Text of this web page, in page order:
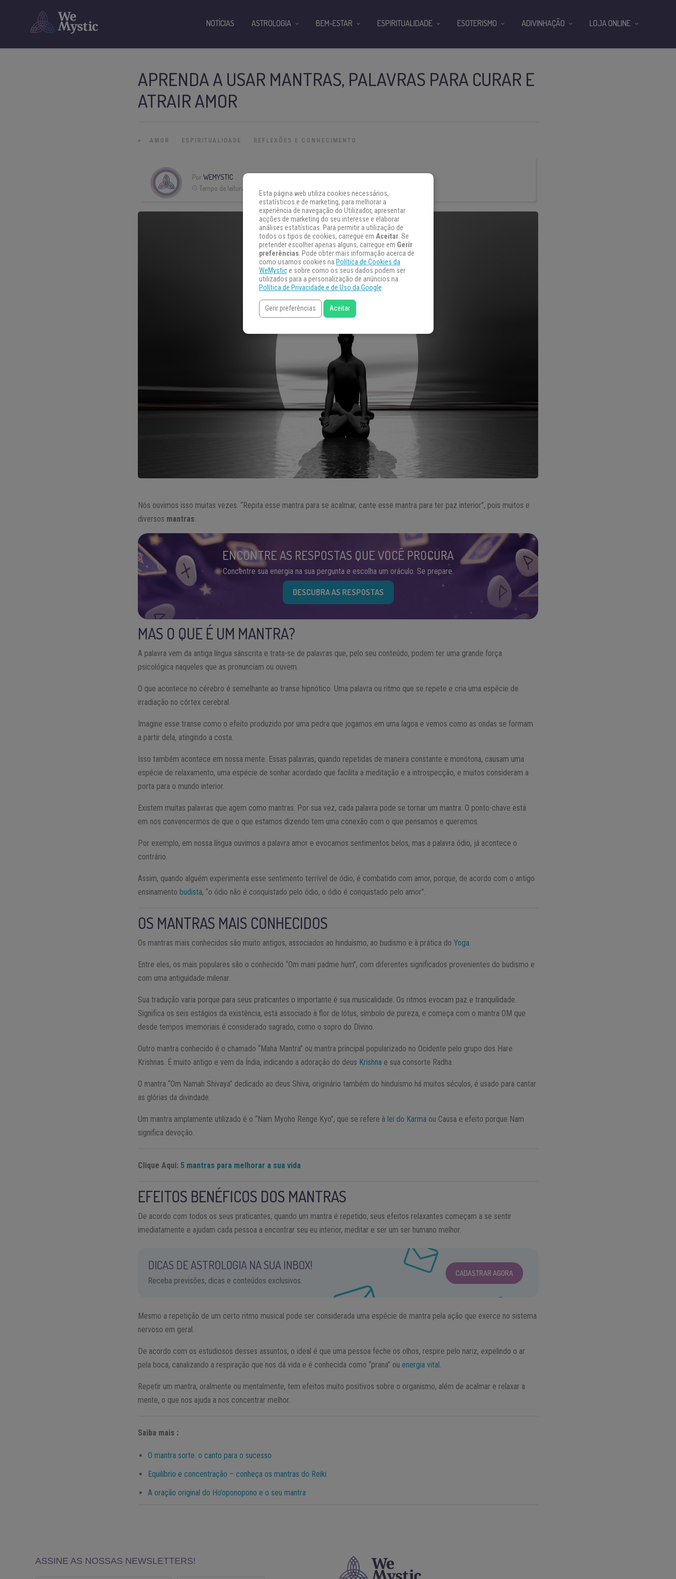
APRENDA A USAR MANTRAS, PALAVRAS PARA CURAR E
ATRAIR AMOR
» AMOR ESPIRITUALIDADE REFLEXÕES E CONHECIMENTO
PorWEMYSTIC
Tempo de leitura:
Nós ouvimos isso muitas vezes. “Repita esse mantra para se acalmar, cante esse mantra para ter paz interior”, pois muitos e
diversos mantras.
ENCONTRE AS RESPOSTAS QUE VOCÊ PROCURA
Concentre sua energia na sua pergunta e escolha um oráculo. Se prepare.
DESCUBRA AS RESPOSTAS
MAS O QUE É UM MANTRA?
A palavra vem da antiga língua sânscrita e trata-se de palavras que, pelo seu conteúdo, podem ter uma grande força
psicológica naqueles que as pronunciam ou ouvem.
O que acontece no cérebro é semelhante ao transe hipnótico. Uma palavra ou ritmo que se repete e cria uma espécie de
irradiação no córtex cerebral.
Imagine esse transe como o efeito produzido por uma pedra que jogamos em uma lagoa e vemos como as ondas se formam
a partir dela, atingindo a costa.
Isso também acontece em nossa mente. Essas palavras, quando repetidas de maneira constante e monótona, causam uma
espécie de relaxamento, uma espécie de sonhar acordado que facilita a meditação e a introspecção, e muitos consideram a
porta para o mundo interior.
Existem muitas palavras que agem como mantras. Por sua vez, cada palavra pode se tornar um mantra. O ponto-chave está
em nos convencermos de que o que estamos dizendo tem uma conexão com o que pensamos e queremos.
Por exemplo, em nossa língua ouvimos a palavra amor e evocamos sentimentos belos, mas a palavra ódio, já acontece o
contrário.
Assim, quando alguém experimenta esse sentimento terrível de ódio, é combatido com amor, porque, de acordo com o antigo
ensinamento budista, “o ódio não é conquistado pelo ódio, o ódio é conquistado pelo amor”.
OS MANTRAS MAIS CONHECIDOS
Os mantras mais conhecidos são muito antigos, associados ao hinduísmo, ao budismo e à prática doYoga.
Entre eles, os mais populares são o conhecido “Om mani padme hum”, com diferentes significados provenientes do budismo e
com uma antiguidade milenar.
Sua tradução varia porque para seus praticantes o importante é sua musicalidade. Os ritmos evocam paz e tranquilidade.
Significa os seis estágios da existência, está associado à flor de lótus, símbolo de pureza, e começa com o mantra OM que
desde tempos imemoriais é considerado sagrado, como o sopro do Divino.
Outro mantra conhecido é o chamado “Maha Mantra” ou mantra principal popularizado no Ocidente pelo grupo dos Hare
Krishnas. É muito antigo e vem da Índia, indicando a adoração do deus Krishna e sua consorte Radha.
O mantra “Om Namah Shivaya” dedicado ao deus Shiva, originário também do hinduísmo há muitos séculos, é usado para cantar
as glórias da divindade.
Um mantra amplamente utilizado é o “Nam Myoho Renge Kyo”, que se refere à lei do Karma ou Causa e efeito porque Nam
significa devoção.
Clique Aqui:5 mantras para melhorar a sua vida
EFEITOS BENÉFICOS DOS MANTRAS
De acordo com todos os seus praticantes, quando um mantra é repetido, seus efeitos relaxantes começam a se sentir
imediatamente e ajudam cada pessoa a encontrar seu eu interior, meditar e ser um ser humano melhor.
DICAS DE ASTROLOGIA NA SUA INBOX!
Receba previsões, dicas e conteúdos exclusivos.
CADASTRAR AGORA
Mesmo a repetição de um certo ritmo musical pode ser considerada uma espécie de mantra pela ação que exerce no sistema
nervoso em geral.
De acordo com os estudiosos desses assuntos, o ideal é que uma pessoa feche os olhos, respire pelo nariz, expelindo o ar
pela boca, canalizando a respiração que nos dá vida e é conhecida como “prana” ouenergia vital .
Repetir um mantra, oralmente ou mentalmente, tem efeitos muito positivos sobre o organismo, além de acalmar e relaxar a
mente, o que nos ajuda a nos concentrar melhor.
Saiba mais :
O mantra sorte: o canto para o sucesso
Equilíbrio e concentração – conheça os mantras do Reiki
A oração original do Ho’oponopono e o seu mantra
NOTÍCIAS ASTROLOGIA BEM-ESTAR ESPIRITUALIDADE ESOTERISMO ADIVINHAÇÃO LOJA ONLINE
Esta página web utiliza cookies necessários,
estatísticos e de marketing, para melhorar a
experiência de navegação do Utilizador, apresentar
acções de marketing do seu interesse e elaborar
análises estatísticas. Para permitir a utilização de
todos os tipos de cookies, carregue em Aceitar. Se
pretender escolher apenas alguns, carregue em Gerir
preferências. Pode obter mais informação acerca de
como usamos cookies na Política de Cookies da
WeMystice sobre como os seus dados podem ser
utilizados para a personalização de anúncios na
Política de Privacidade e de Uso da Google.
Gerir preferências Aceitar